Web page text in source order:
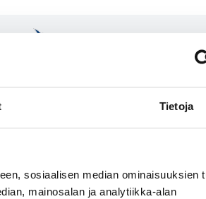
Tietoja
sosiaalisen median ominaisuuksien
mainosalan ja analytiikka-alan